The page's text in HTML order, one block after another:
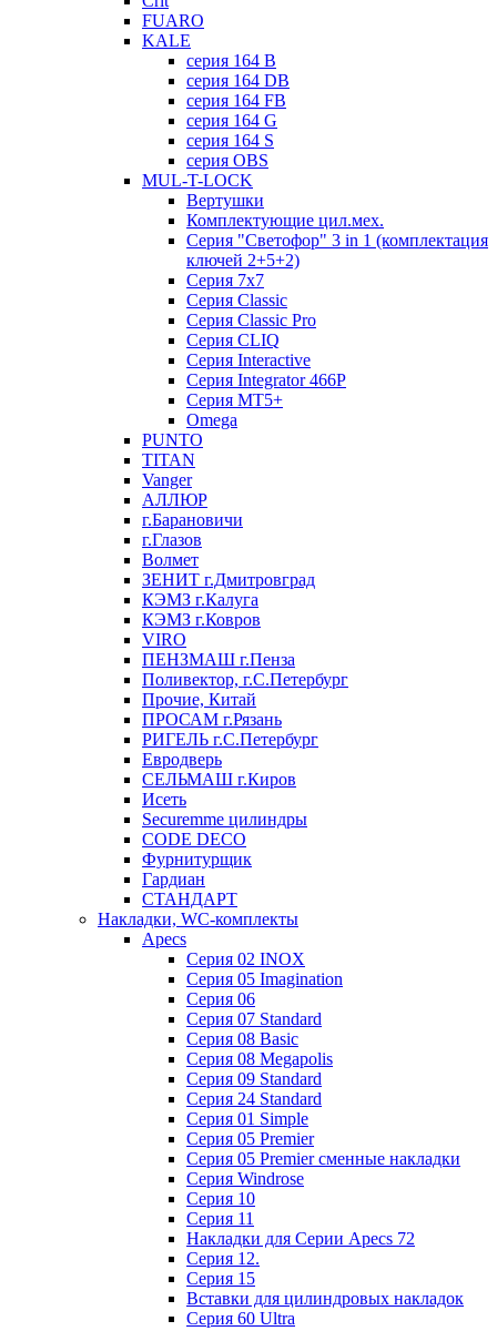
FUARO
KALE
серия 164 B
серия 164 DB
серия 164 FB
серия 164 G
серия 164 S
серия OBS
MUL-T-LOCK
Вертушки
Комплектующие цил.мех.
Серия "Светофор" 3 in 1 (комплектация
ключей 2+5+2)
Серия 7х7
Серия Classic
Серия Classic Pro
Серия CLIQ
Серия Interactive
Серия Integrator 466P
Серия MT5+
Omega
PUNTO
TITAN
Vanger
АЛЛЮР
г.Барановичи
г.Глазов
Волмет
ЗЕНИТ г.Дмитровград
КЭМЗ г.Калуга
КЭМЗ г.Ковров
VIRO
ПЕНЗМАШ г.Пенза
Поливектор, г.С.Петербург
Прочие, Китай
ПРОСАМ г.Рязань
РИГЕЛЬ г.С.Петербург
Евродверь
СЕЛЬМАШ г.Киров
Исеть
Securemme цилиндры
CODE DECO
Фурнитурщик
Гардиан
СТАНДАРТ
Накладки, WC-комплекты
Apecs
Cерия 02 INOX
Cерия 05 Imagination
Cерия 06
Cерия 07 Standard
Cерия 08 Basic
Cерия 08 Megapolis
Cерия 09 Standard
Cерия 24 Standard
Серия 01 Simple
Серия 05 Premier
Серия 05 Premier сменные накладки
Cерия Windrose
Серия 10
Серия 11
Накладки для Серии Apecs 72
Серия 12.
Серия 15
Вставки для цилиндровых накладок
Серия 60 Ultra